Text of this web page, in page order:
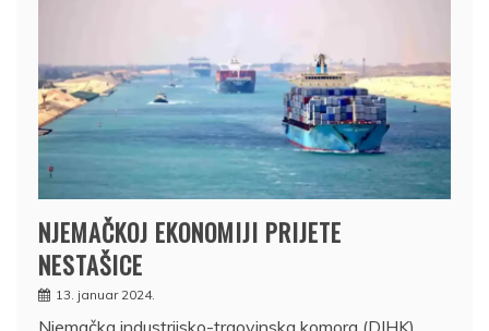
NJEMAČKOJ EKONOMIJI PRIJETE
NESTAŠICE
13. januar 2024.
Njemačka industrijsko-trgovinska komora (DIHK)